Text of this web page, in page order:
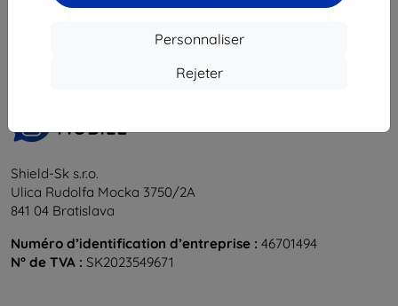
Personnaliser
Rejeter
Shield-Sk s.r.o.
Ulica Rudolfa Mocka 3750/2A
841 04 Bratislava
Numéro d’identification d’entreprise : 46701494
N° de TVA : SK2023549671